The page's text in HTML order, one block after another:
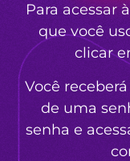
Para acessar
que você
clicar
Você
de uma
senha e